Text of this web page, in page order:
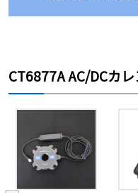
CT6877A AC/DCカ